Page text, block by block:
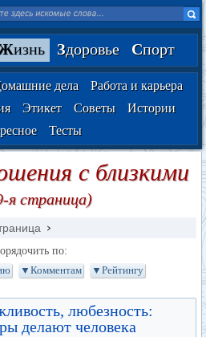
изнь Здоровье Спорт
дела
Работа и карьера
Этикет Советы
Истории
Тесты
с близкими
я страница)
по:
▼Комментам ▼Рейтингу
любезность:
делают человека